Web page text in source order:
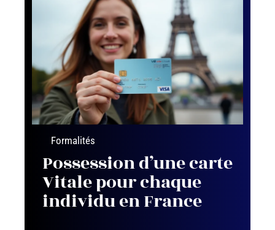
Formalités
Possession d’une carte
Vitale pour chaque
individu en France